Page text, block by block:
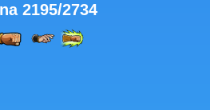
2195/2734